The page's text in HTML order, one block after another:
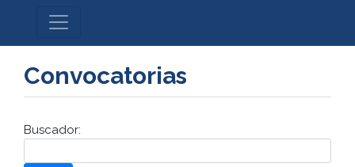
Convocatorias
Buscador: